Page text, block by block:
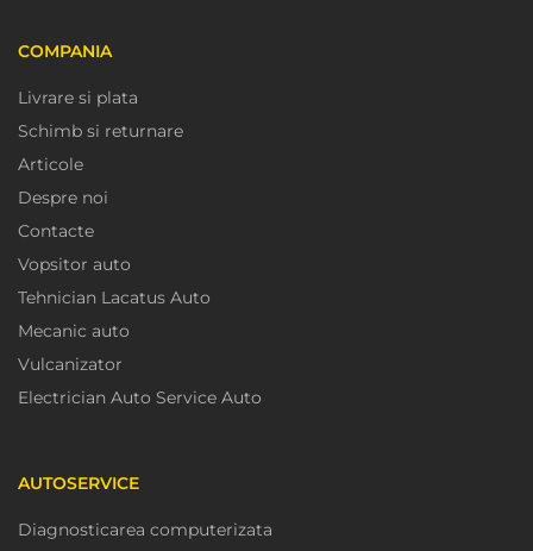
COMPANIA
Livrare si plata
Schimb si returnare
Articole
Despre noi
Contacte
Vopsitor auto
Tehnician Lacatus Auto
Mecanic auto
Vulcanizator
Electrician Auto Service Auto
AUTOSERVICE
Diagnosticarea computerizata